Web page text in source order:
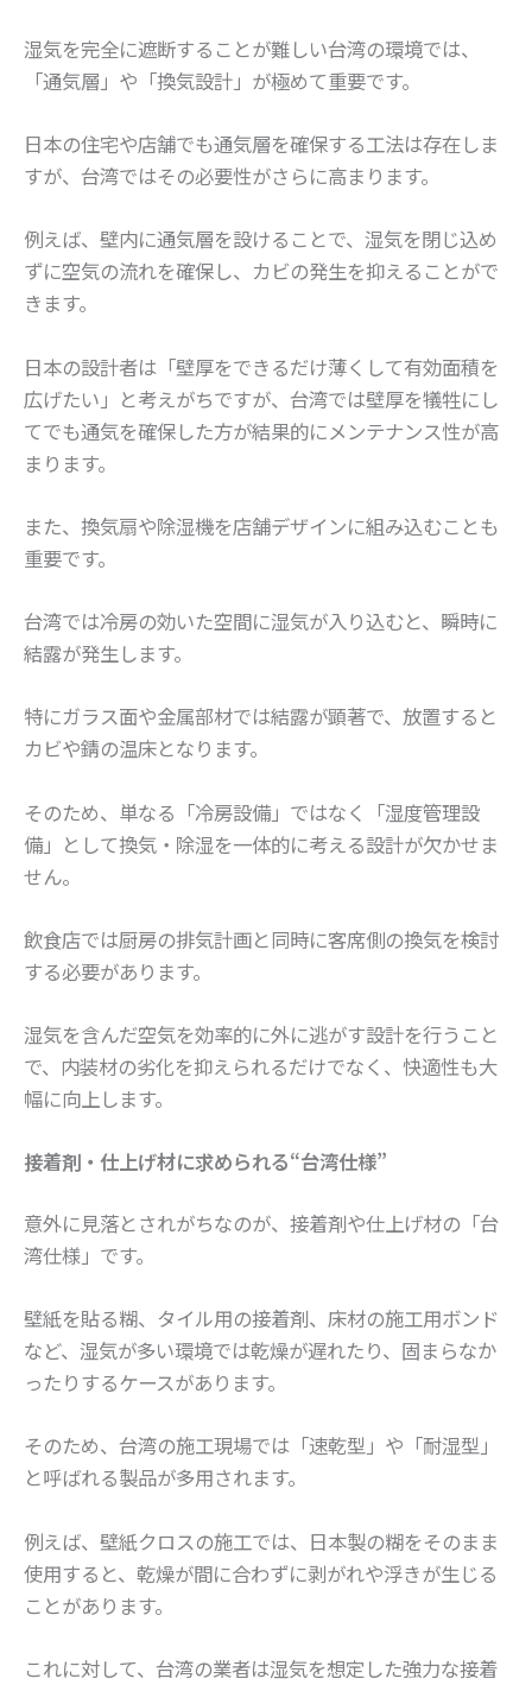
湿気を完全に遮断することが難しい台湾の環境では、
「通気層」や「換気設計」が極めて重要です。
日本の住宅や店舗でも通気層を確保する工法は存在しま
すが、台湾ではその必要性がさらに高まります。
例えば、壁内に通気層を設けることで、湿気を閉じ込め
ずに空気の流れを確保し、カビの発生を抑えることがで
きます。
日本の設計者は「壁厚をできるだけ薄くして有効面積を
広げたい」と考えがちですが、台湾では壁厚を犠牲にし
てでも通気を確保した方が結果的にメンテナンス性が高
まります。
また、換気扇や除湿機を店舗デザインに組み込むことも
重要です。
台湾では冷房の効いた空間に湿気が入り込むと、瞬時に
結露が発生します。
特にガラス面や金属部材では結露が顕著で、放置すると
カビや錆の温床となります。
そのため、単なる「冷房設備」ではなく「湿度管理設
備」として換気・除湿を一体的に考える設計が欠かせま
せん。
飲食店では厨房の排気計画と同時に客席側の換気を検討
する必要があります。
湿気を含んだ空気を効率的に外に逃がす設計を行うこと
で、内装材の劣化を抑えられるだけでなく、快適性も大
幅に向上します。
接着剤・仕上げ材に求められる“台湾仕様”
意外に見落とされがちなのが、接着剤や仕上げ材の「台
湾仕様」です。
壁紙を貼る糊、タイル用の接着剤、床材の施工用ボンド
など、湿気が多い環境では乾燥が遅れたり、固まらなか
ったりするケースがあります。
そのため、台湾の施工現場では「速乾型」や「耐湿型」
と呼ばれる製品が多用されます。
例えば、壁紙クロスの施工では、日本製の糊をそのまま
使用すると、乾燥が間に合わずに剥がれや浮きが生じる
ことがあります。
これに対して、台湾の業者は湿気を想定した強力な接着